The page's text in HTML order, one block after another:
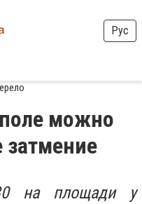
Рус
можно
затмение
на площади у